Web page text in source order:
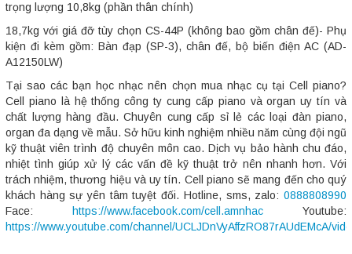
trọng lượng 10,8kg (phần thân chính)
18,7kg với giá đỡ tùy chọn CS-44P (không bao gồm chân đế)- Phụ
kiện đi kèm gồm: Bàn đạp (SP-3), chân đế, bộ biến điện AC (AD-
A12150LW)
Tại sao các bạn học nhạc nên chọn mua nhạc cụ tại Cell piano?
Cell piano là hệ thống công ty cung cấp piano và organ uy tín và
chất lượng hàng đầu. Chuyên cung cấp sỉ lẻ các loại đàn piano,
organ đa dạng về mẫu. Sở hữu kinh nghiệm nhiều năm cùng đội ngũ
kỹ thuật viên trình độ chuyên môn cao. Dịch vụ bảo hành chu đáo,
nhiệt tình giúp xử lý các vấn đề kỹ thuật trở nên nhanh hơn. Với
trách nhiệm, thương hiệu và uy tín. Cell piano sẽ mang đến cho quý
khách hàng sự yên tâm tuyệt đối. Hotline, sms, zalo: 0888808990
Face:
https://www.facebook.com/cell.amnhac Youtube:
https://www.youtube.com/channel/UCLJDnVyAffzRO87rAUdEMcA/